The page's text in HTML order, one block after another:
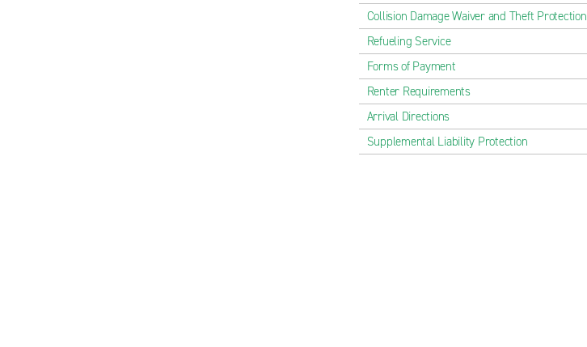
Collision Damage Waiver and Theft Protection
Refueling Service
Forms of Payment
Renter Requirements
Arrival Directions
Supplemental Liability Protection